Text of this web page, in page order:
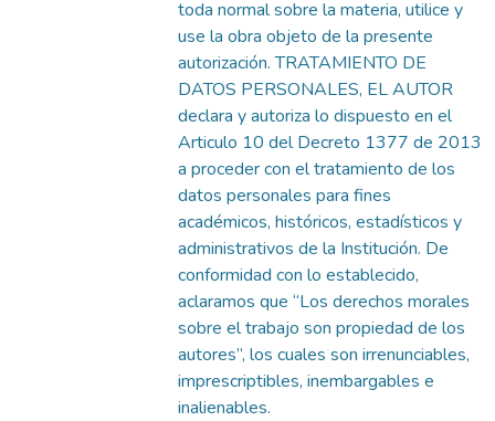
toda normal sobre la materia, utilice y
use la obra objeto de la presente
autorización. TRATAMIENTO DE
DATOS PERSONALES, EL AUTOR
declara y autoriza lo dispuesto en el
Articulo 10 del Decreto 1377 de 2013
a proceder con el tratamiento de los
datos personales para fines
académicos, históricos, estadísticos y
administrativos de la Institución. De
conformidad con lo establecido,
aclaramos que “Los derechos morales
sobre el trabajo son propiedad de los
autores”, los cuales son irrenunciables,
imprescriptibles, inembargables e
inalienables.